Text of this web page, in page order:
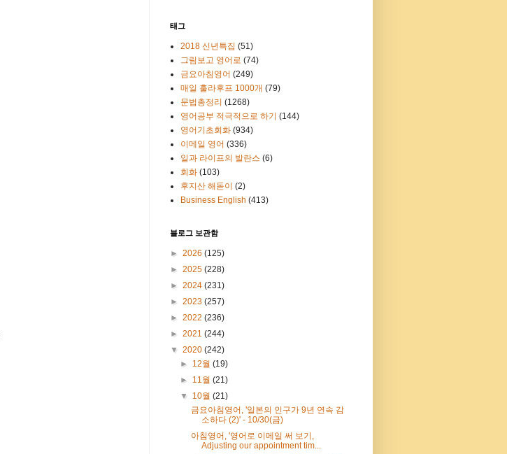
태그
2018 신년특집 (51)
그림보고 영어로 (74)
금요아침영어 (249)
매일 훌라후프 1000개 (79)
문법총정리 (1268)
영어공부 적극적으로 하기 (144)
영어기초회화 (934)
이메일 영어 (336)
일과 라이프의 발란스 (6)
회화 (103)
후지산 해돋이 (2)
Business English (413)
블로그 보관함
► 2026 (125)
► 2025 (228)
► 2024 (231)
► 2023 (257)
► 2022 (236)
► 2021 (244)
▼ 2020 (242)
► 12월(19)
► 11월(21)
▼ 10월(21)
금요아침영어, '일본의 인구가 9년 연속 감
소하다 (2)' - 10/30(금)
아침영어, '영어로 이메일 써 보기,
Adjusting our appointment tim...